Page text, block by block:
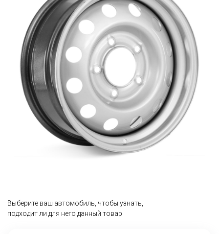
Выберите ваш автомобиль, чтобы узнать,
подходит ли для него данный товар